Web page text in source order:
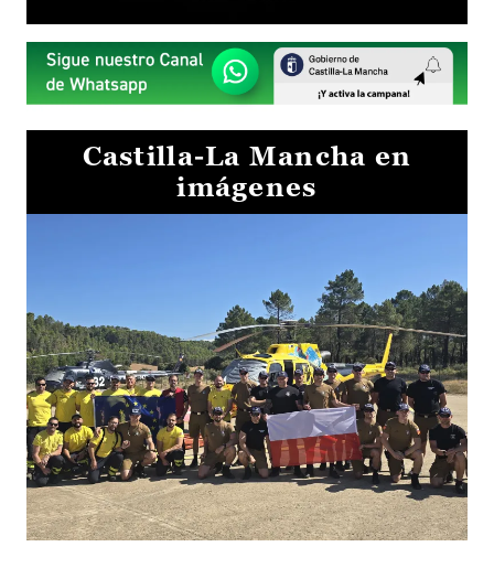
Castilla-La Mancha en
imágenes